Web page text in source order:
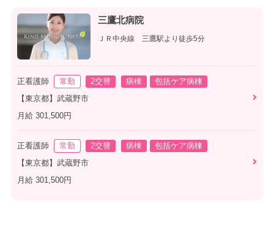
三鷹北病院
ＪＲ中央線 三鷹駅より徒歩5分
正看護師 常勤 2交替 病棟
包括ケア病棟
【東京都】武蔵野市
月給 301,500円
正看護師 常勤 2交替 病棟
包括ケア病棟
【東京都】武蔵野市
月給 301,500円